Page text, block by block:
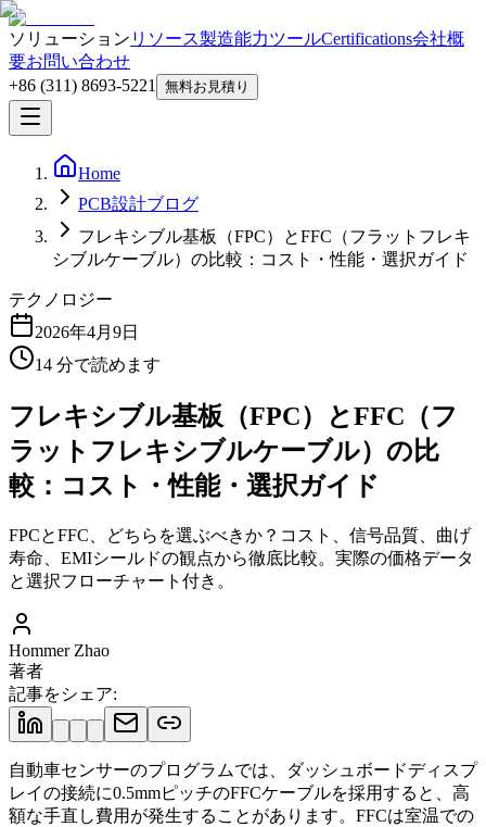
ソリューション リソース製造能力ツールCertifications会社概
要お問い合わせ
+86 (311) 8693-5221
無料お見積り
Home
PCB設計ブログ
フレキシブル基板（FPC）とFFC（フラットフレキ
シブルケーブル）の比較：コスト・性能・選択ガイド
テクノロジー
2026年4月9日
14 分で読めます
フレキシブル基板（FPC）とFFC（フ
ラットフレキシブルケーブル）の比
較：コスト・性能・選択ガイド
FPCとFFC、どちらを選ぶべきか？コスト、信号品質、曲げ
寿命、EMIシールドの観点から徹底比較。実際の価格データ
と選択フローチャート付き。
Hommer Zhao
著者
記事をシェア:
自動車センサーのプログラムでは、ダッシュボードディスプ
レイの接続に0.5mmピッチのFFCケーブルを採用すると、高
額な手直し費用が発生することがあります。FFCは室温での